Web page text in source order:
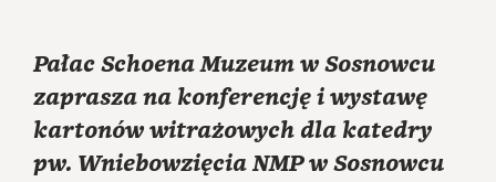
Pałac Schoena Muzeum w Sosnowcu
zaprasza na konferencję i wystawę
kartonów witrażowych dla katedry
pw. Wniebowzięcia NMP w Sosnowcu